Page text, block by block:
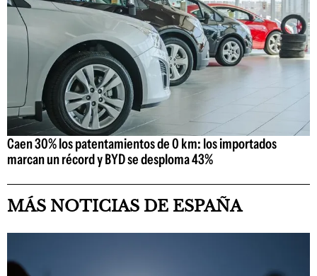
Caen 30% los patentamientos de 0 km: los importados
marcan un récord y BYD se desploma 43%
MÁS NOTICIAS DE ESPAÑA